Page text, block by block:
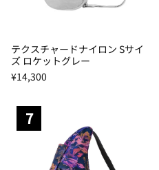
テクスチャードナイロン Sサイ
ズ ロケットグレー
¥14,300
7